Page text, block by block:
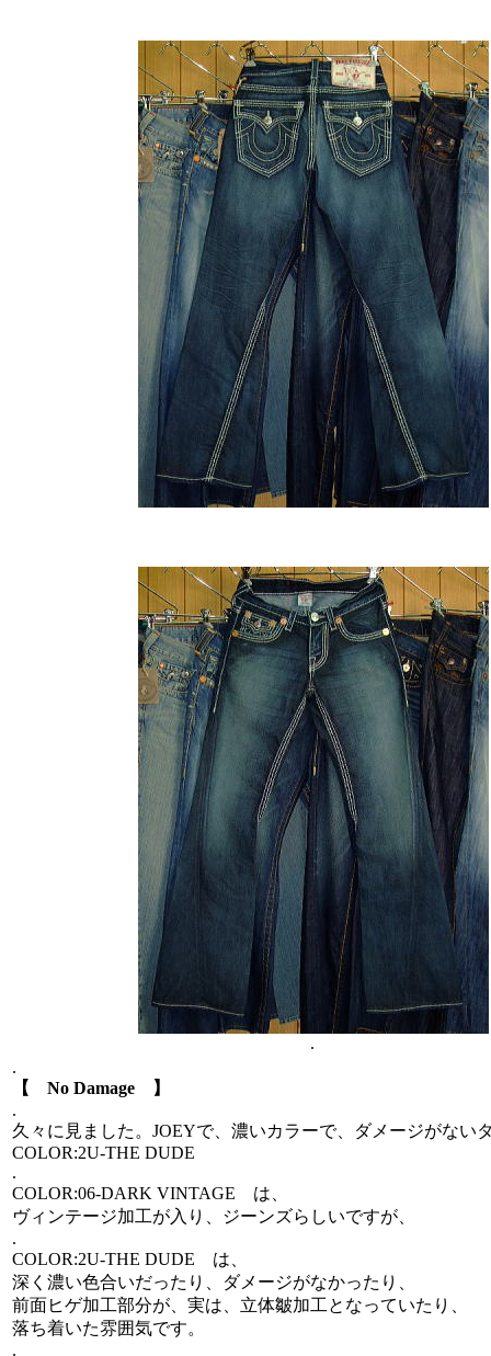
.
.
【 No Damage 】
.
久々に見ました。JOEYで、濃いカラーで、ダメージがない
COLOR:2U-THE DUDE
.
COLOR:06-DARK VINTAGE は、
ヴィンテージ加工が入り、ジーンズらしいですが、
.
COLOR:2U-THE DUDE は、
深く濃い色合いだったり、ダメージがなかったり、
前面ヒゲ加工部分が、実は、立体皺加工となっていたり、
落ち着いた雰囲気です。
.